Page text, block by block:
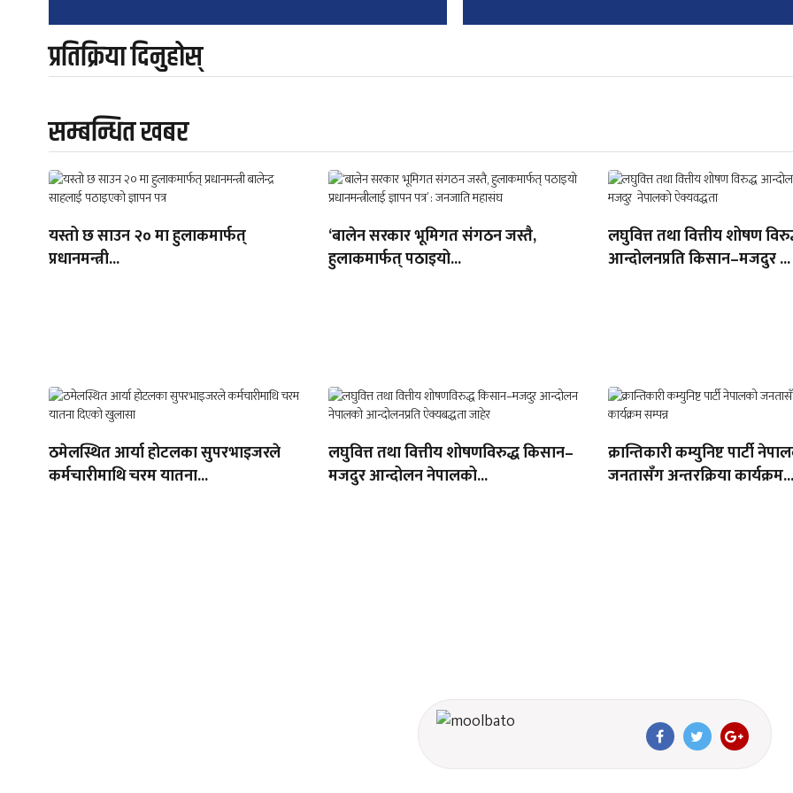
प्रतिक्रिया दिनुहोस्
सम्बन्धित खबर
यस्तो छ साउन २० मा हुलाकमार्फत्
प्रधानमन्त्री...
‘बालेन सरकार भूमिगत संगठन जस्तै,
हुलाकमार्फत् पठाइयो...
लघुवित्त तथा वित्तीय शोषण
आन्दोलनप्रति किसान–मजदुर ...
ठमेलस्थित आर्या होटलका सुपरभाइजरले
कर्मचारीमाथि चरम यातना...
लघुवित्त तथा वित्तीय शोषणविरुद्ध किसान–
मजदुर आन्दोलन नेपालको...
क्रान्तिकारी कम्युनिष्ट पार्टी
जनतासँग अन्तरक्रिया कार्यक्रम...